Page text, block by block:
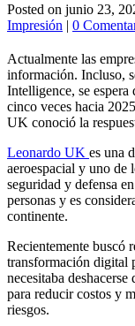
Posted on junio 23,
Impresión | 0
Actualmente las
información. Incluso,
Intelligence, se
cinco veces hacia
UK conoció la
Leonardo UK es una
aeroespacial y uno de
seguridad y defensa
personas y es
continente.
Recientemente buscó
transformación digital
necesitaba
para reducir costos y
riesgos.